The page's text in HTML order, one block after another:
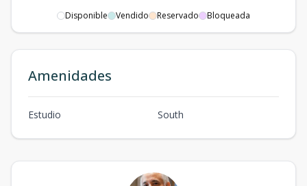
Disponible Vendido Reservado Bloqueada
Amenidades
Estudio South